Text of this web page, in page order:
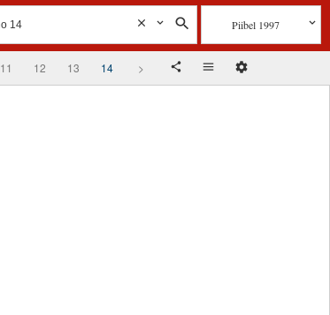
Piibel 1997
11 12 13 14 >